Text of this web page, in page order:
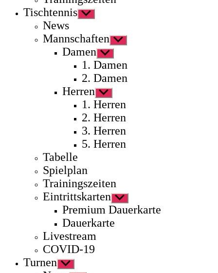
Tischtennis Untermenü
anzeigen
News
Mannschaften Untermenü
anzeigen
Damen Untermenü
anzeigen
1. Damen
2. Damen
Herren Untermenü
anzeigen
1. Herren
2. Herren
3. Herren
5. Herren
Tabelle
Spielplan
Trainingszeiten
Eintrittskarten Untermenü
anzeigen
Premium Dauerkarte
Dauerkarte
Livestream
COVID-19
Turnen Untermenü
anzeigen